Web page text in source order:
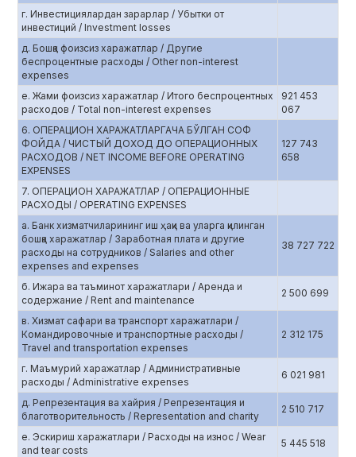
г. Инвестициялардан зарарлар / Убытки от
инвестиций / Investment losses
д. Бошқа фоизсиз харажатлар / Другие
беспроцентные расходы / Other non-interest
expenses
е. Жами фоизсиз харажатлар / Итого беспроцентных
расходов / Total non-interest expenses
921 453
067
6. ОПЕРАЦИОН ХАРАЖАТЛАРГАЧА БЎЛГАН СОФ
ФОЙДА / ЧИСТЫЙ ДОХОД ДО ОПЕРАЦИОННЫХ
РАСХОДОВ / NET INCOME BEFORE OPERATING
EXPENSES
127 743
658
7. ОПЕРАЦИОН ХАРАЖАТЛАР / ОПЕРАЦИОННЫЕ
РАСХОДЫ / OPERATING EXPENSES
а. Банк хизматчиларининг иш ҳақи ва уларга қилинган
бошқа харажатлар / Заработная плата и другие
расходы на сотрудников / Salaries and other
expenses and expenses
38 727 722
б. Ижара ва таъминот харажатлари / Аренда и
содержание / Rent and maintenance
2 500 699
в. Хизмат сафари ва транспорт харажатлари /
Командировочные и транспортные расходы /
Travel and transportation expenses
2 312 175
г. Маъмурий харажатлар / Административные
расходы / Administrative expenses
6 021 981
д. Репрезентация ва хайрия / Репрезентация и
благотворительность / Representation and charity
2 510 717
е. Эскириш харажатлари / Расходы на износ / Wear
and tear costs
5 445 518